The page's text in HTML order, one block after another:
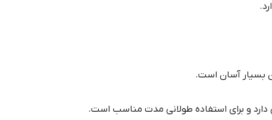
بسیار آسان است.
دارد و برای استفاده طولانی مدت مناسب است.